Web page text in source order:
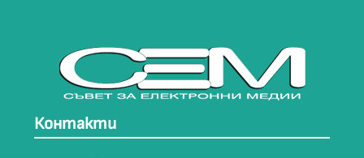
Контакти